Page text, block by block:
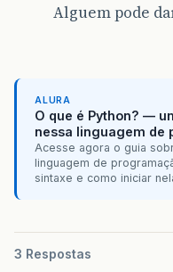
Alguem pode
ALURA
O que é Python? —
nessa linguagem de
Acesse agora o guia
linguagem de
sintaxe e como iniciar
3 Respostas